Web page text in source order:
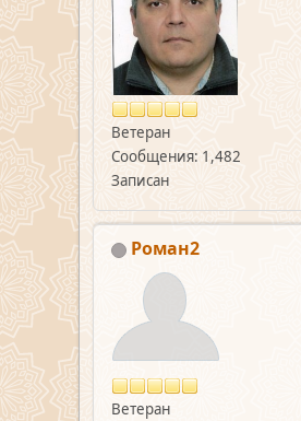
Ветеран
Сообщения: 1,482
Записан
Роман2
Ветеран